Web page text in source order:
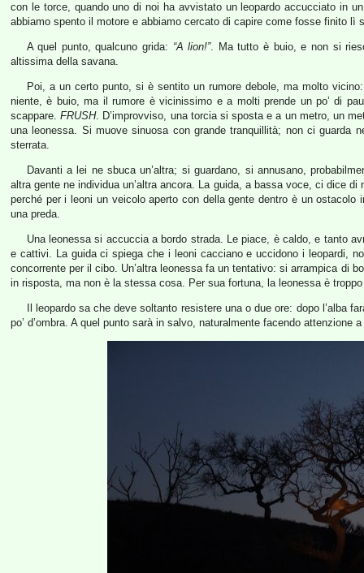
con le torce, quando uno di noi ha avvistato un leopardo accucciato in
abbiamo spento il motore e abbiamo cercato di capire come fosse finito lì
A quel punto, qualcuno grida: “A lion!”. Ma tutto è buio, e non si
altissima della savana.
Poi, a un certo punto, si è sentito un rumore debole, ma molto
niente, è buio, ma il rumore è vicinissimo e a molti prende un po’ di
scappare.FRUSH. D’improvviso, una torcia si sposta e a un metro, un
una leonessa. Si muove sinuosa con grande tranquillità; non ci guarda
sterrata.
Davanti a lei ne sbuca un’altra; si guardano, si annusano,
altra gente ne individua un’altra ancora. La guida, a bassa voce, ci dice
perché per i leoni un veicolo aperto con della gente dentro è un
una preda.
Una leonessa si accuccia a bordo strada. Le piace, è caldo, e tanto
e cattivi. La guida ci spiega che i leoni cacciano e uccidono i leopardi,
concorrente per il cibo. Un’altra leonessa fa un tentativo: si arrampica di
in risposta, ma non è la stessa cosa. Per sua fortuna, la leonessa è
Il leopardo sa che deve soltanto resistere una o due ore: dopo l’alba
po’ d’ombra. A quel punto sarà in salvo, naturalmente facendo attenzione